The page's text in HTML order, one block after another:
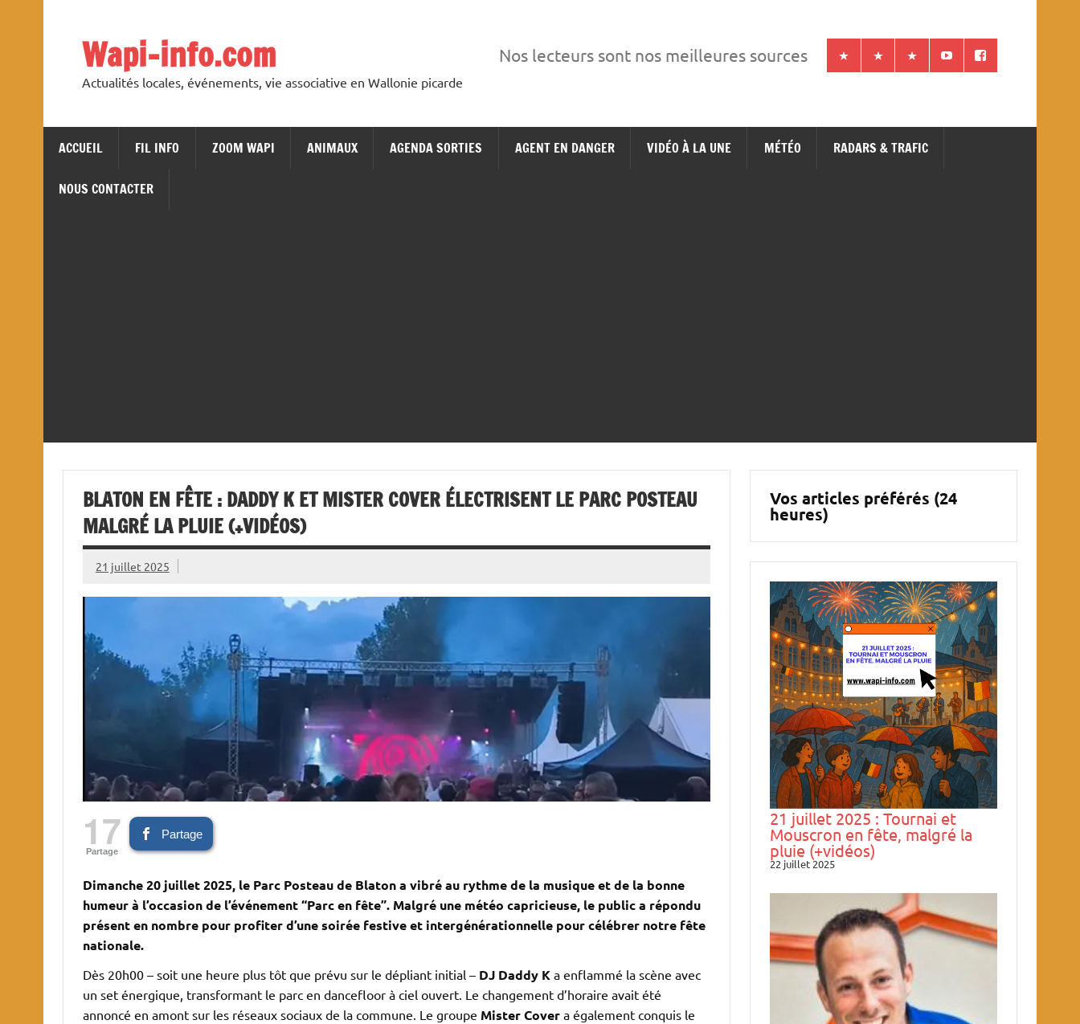
Wapi-info.com
Actualités locales, événements, vie associative en Wallonie picarde
Nos lecteurs sont nos meilleures sources
ACCUEIL FIL INFO ZOOM WAPI ANIMAUX AGENDA SORTIES AGENT EN DANGER VIDÉO À LA UNE MÉTÉO RADARS & TRAFIC
NOUS CONTACTER
BLATON EN FÊTE : DADDY K ET MISTER COVER ÉLECTRISENT LE PARC POSTEAU
MALGRÉ LA PLUIE (+VIDÉOS)
21 juillet 2025
17
Partage
Partage
Dimanche 20 juillet 2025, le Parc Posteau de Blaton a vibré au rythme de la musique et de la bonne
humeur à l’occasion de l’événement “Parc en fête”. Malgré une météo capricieuse, le public a répondu
présent en nombre pour profiter d’une soirée festive et intergénérationnelle pour célébrer notre fête
nationale.
Dès 20h00 – soit une heure plus tôt que prévu sur le dépliant initial – DJ Daddy Ka enflammé la scène avec
un set énergique, transformant le parc en dancefloor à ciel ouvert. Le changement d’horaire avait été
annoncé en amont sur les réseaux sociaux de la commune. Le groupe Mister Covera également conquis le
Vos articles préférés (24
heures)
21 juillet 2025 : Tournai et
Mouscron en fête, malgré la
pluie (+vidéos)
22 juillet 2025